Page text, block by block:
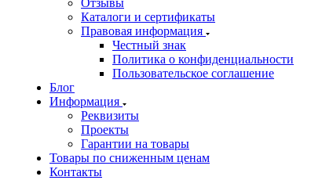
Отзывы
Каталоги и сертификаты
Правовая информация
Честный знак
Политика о конфиденциальности
Пользовательское соглашение
Блог
Информация
Реквизиты
Проекты
Гарантии на товары
Товары по сниженным ценам
Контакты